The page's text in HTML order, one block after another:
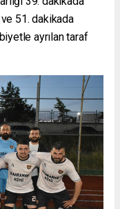
51. dakikada
ayrılan taraf